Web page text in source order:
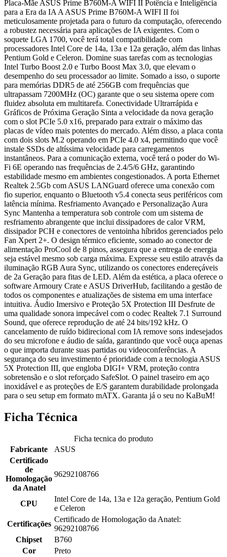
Placa-Mãe ASUS Prime B760M-A WIFI II Potência e Inteligência
para a Era da IA A ASUS Prime B760M-A WIFI II foi
meticulosamente projetada para o futuro da computação, oferecendo
a robustez necessária para aplicações de IA exigentes. Com o
soquete LGA 1700, você terá total compatibilidade com
processadores Intel Core de 14a, 13a e 12a geração, além das linhas
Pentium Gold e Celeron. Domine suas tarefas com as tecnologias
Intel Turbo Boost 2.0 e Turbo Boost Max 3.0, que elevam o
desempenho do seu processador ao limite. Somado a isso, o suporte
para memórias DDR5 de até 256GB com frequências que
ultrapassam 7200MHz (OC) garante que o seu sistema opere com
fluidez absoluta em multitarefa. Conectividade Ultrarrápida e
Gráficos de Próxima Geração Sinta a velocidade da nova geração
com o slot PCIe 5.0 x16, preparado para extrair o máximo das
placas de vídeo mais potentes do mercado. Além disso, a placa conta
com dois slots M.2 operando em PCIe 4.0 x4, permitindo que você
instale SSDs de altíssima velocidade para carregamentos
instantâneos. Para a comunicação externa, você terá o poder do Wi-
Fi 6E operando nas frequências de 2.4/5/6 GHz, garantindo
estabilidade mesmo em ambientes congestionados. A porta Ethernet
Realtek 2.5Gb com ASUS LANGuard oferece uma conexão com
fio superior, enquanto o Bluetooth v5.4 conecta seus periféricos com
latência mínima. Resfriamento Avançado e Personalização Aura
Sync Mantenha a temperatura sob controle com um sistema de
resfriamento abrangente que inclui dissipadores de calor VRM,
dissipador PCH e conectores de ventoinha híbridos gerenciados pelo
Fan Xpert 2+. O design térmico eficiente, somado ao conector de
alimentação ProCool de 8 pinos, assegura que a entrega de energia
seja estável mesmo sob carga máxima. Expresse seu estilo através da
iluminação RGB Aura Sync, utilizando os conectores endereçáveis
de 2a Geração para fitas de LED. Além da estética, a placa oferece o
software Armoury Crate e ASUS DriverHub, facilitando a gestão de
todos os componentes e atualizações de sistema em uma interface
intuitiva. Áudio Imersivo e Proteção 5X Protection III Desfrute de
uma qualidade sonora impecável com o codec Realtek 7.1 Surround
Sound, que oferece reprodução de até 24 bits/192 kHz. O
cancelamento de ruído bidirecional com IA remove sons indesejados
do seu microfone e áudio de saída, garantindo que você ouça apenas
o que importa durante suas partidas ou videoconferências. A
segurança do seu investimento é prioridade com a tecnologia ASUS
5X Protection III, que engloba DIGI+ VRM, proteção contra
sobretensão e o slot reforçado SafeSlot. O painel traseiro em aço
inoxidável e as proteções de E/S garantem durabilidade prolongada
para o seu setup em formato mATX. Garanta já o seu no KaBuM!
Ficha Técnica
Ficha tecnica do produto
Fabricante
ASUS
Certificado
de
Homologação
da Anatel
96292108766
CPU
Intel Core de 14a, 13a e 12a geração, Pentium Gold
e Celeron
Certificações
Certificado de Homologação da Anatel:
96292108766
Chipset
B760
Cor
Preto